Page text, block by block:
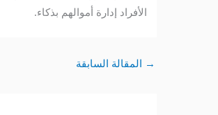
الأفراد إدارة أموالهم بذكاء.
المقالة السابقة